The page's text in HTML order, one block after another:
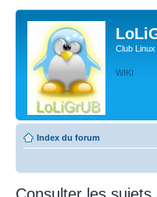
Club
WIKI
Index du forum